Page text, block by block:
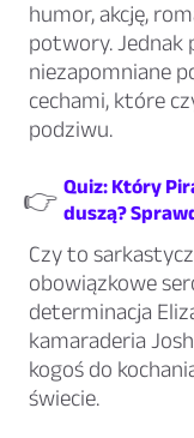
humor, akcję,
potwory. Jednak
niezapomniane
cechami, które
podziwu.
👉 Quiz: Który
duszą?
Czy to
obowiązkowe
determinacja
kamaraderia
kogoś do
świecie.